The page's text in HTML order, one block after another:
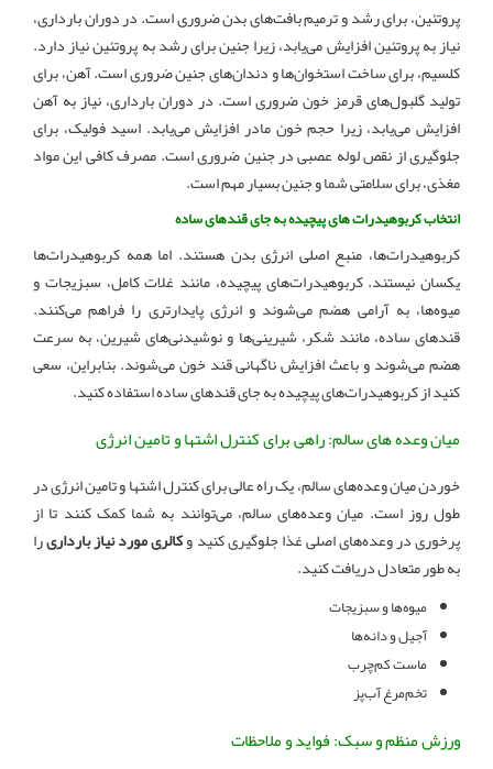
پروتئین، برای رشد و ترمیم بافت‌های بدن ضروری است. در دوران بارداری،
نیاز به پروتئین افزایش می‌یابد، زیرا جنین برای رشد به پروتئین نیاز دارد.
کلسیم، برای ساخت استخوان‌ها و دندان‌های جنین ضروری است. آهن، برای
تولید گلبول‌های قرمز خون ضروری است. در دوران بارداری، نیاز به آهن
افزایش می‌یابد، زیرا حجم خون مادر افزایش می‌یابد. اسید فولیک، برای
جلوگیری از نقص لوله عصبی در جنین ضروری است. مصرف کافی این مواد
مغذی، برای سلامتی شما و جنین بسیار مهم است.
انتخاب کربوهیدرات های پیچیده به جای قندهای ساده
کربوهیدرات‌ها، منبع اصلی انرژی بدن هستند. اما همه کربوهیدرات‌ها
یکسان نیستند. کربوهیدرات‌های پیچیده، مانند غلات کامل، سبزیجات و
میوه‌ها، به آرامی هضم می‌شوند و انرژی پایدارتری را فراهم می‌کنند.
قندهای ساده، مانند شکر، شیرینی‌ها و نوشیدنی‌های شیرین، به سرعت
هضم می‌شوند و باعث افزایش ناگهانی قند خون می‌شوند. بنابراین، سعی
کنید از کربوهیدرات‌های پیچیده به جای قندهای ساده استفاده کنید.
میان وعده های سالم: راهی برای کنترل اشتها و تامین انرژی
خوردن میان وعده‌های سالم، یک راه عالی برای کنترل اشتها و تامین انرژی در
طول روز است. میان وعده‌های سالم، می‌توانند به شما کمک کنند تا از
پرخوری در وعده‌های اصلی غذا جلوگیری کنید وکالری مورد نیاز بارداریرا
به طور متعادل دریافت کنید.
میوه‌ها و سبزیجات
آجیل و دانه‌ها
ماست کم‌چرب
تخم‌مرغ آب‌پز
ورزش منظم و سبک: فواید و ملاحظات